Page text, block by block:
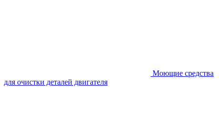
Моющие средства
для очистки деталей двигателя